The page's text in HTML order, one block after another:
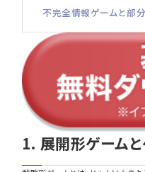
不完全情報ゲームと部
1. 展開形ゲーム